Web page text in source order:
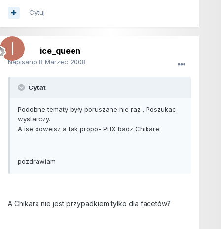
Cytuj
ice_queen
Napisano 8 Marzec 2008
Cytat
Podobne tematy były poruszane nie raz . Poszukac
wystarczy.
A ise doweisz a tak propo- PHX badz Chikare.
pozdrawiam
A Chikara nie jest przypadkiem tylko dla facetów?